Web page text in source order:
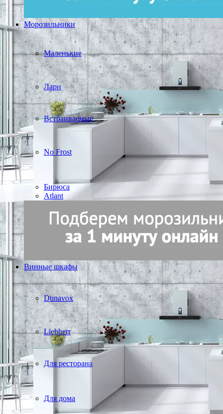
Морозильники
Маленькие
Лари
Встраиваемые
No Frost
Бирюса
Atlant
Винные шкафы
Dunavox
Liebherr
Для ресторана
Для дома